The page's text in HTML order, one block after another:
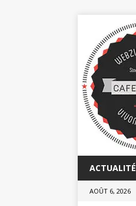
ACTUALITÉ
AOÛT 6, 2026